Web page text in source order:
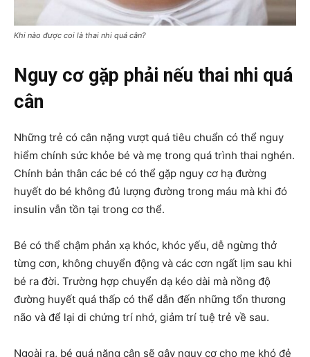
Khi nào được coi là thai nhi quá cân?
Nguy cơ gặp phải nếu thai nhi quá
cân
Những trẻ có cân nặng vượt quá tiêu chuẩn có thể nguy
hiểm chính sức khỏe bé và mẹ trong quá trình thai nghén.
Chính bản thân các bé có thể gặp nguy cơ hạ đường
huyết do bé không đủ lượng đường trong máu mà khi đó
insulin vẫn tồn tại trong cơ thể.
Bé có thể chậm phản xạ khóc, khóc yếu, dễ ngừng thở
từng cơn, không chuyển động và các cơn ngất lịm sau khi
bé ra đời. Trường hợp chuyển dạ kéo dài mà nồng độ
đường huyết quá thấp có thể dẫn đến những tổn thương
não và để lại di chứng trí nhớ, giảm trí tuệ trẻ về sau.
Ngoài ra, bé quá nặng cân sẽ gây nguy cơ cho mẹ khó đẻ